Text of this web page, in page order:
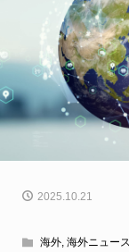
2025.10.21
海外, 海外ニュース